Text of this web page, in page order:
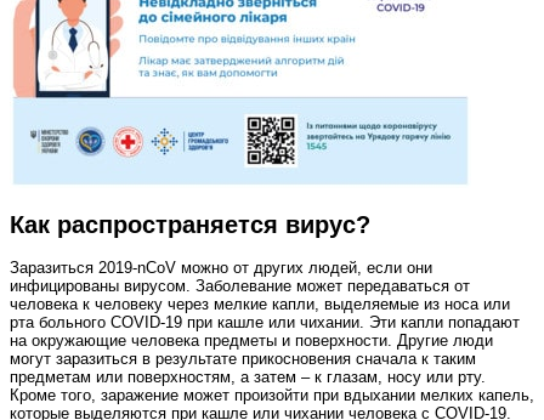
Как распространяется вирус?
Заразиться 2019‑nCoV можно от других людей, если они
инфицированы вирусом. Заболевание может передаваться от
человека к человеку через мелкие капли, выделяемые из носа или
рта больного COVID‑19 при кашле или чихании. Эти капли попадают
на окружающие человека предметы и поверхности. Другие люди
могут заразиться в результате прикосновения сначала к таким
предметам или поверхностям, а затем – к глазам, носу или рту.
Кроме того, заражение может произойти при вдыхании мелких капель,
которые выделяются при кашле или чихании человека с COVID‑19.